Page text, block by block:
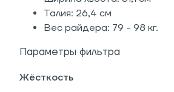
Талия: 26,4 см
Вес райдера: 79 - 98 кг.
Параметры фильтра
Жёсткость